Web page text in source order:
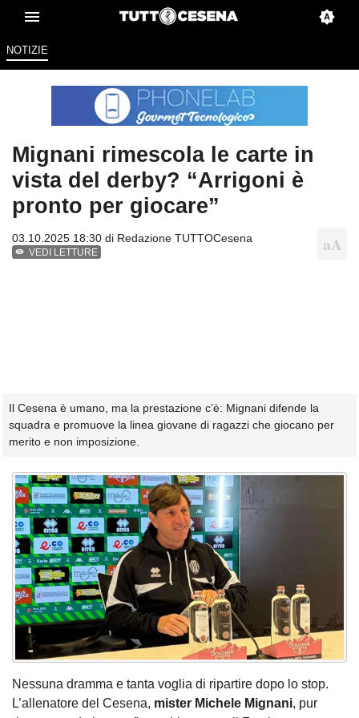
NOTIZIE
Mignani rimescola le carte in
vista del derby? “Arrigoni è
pronto per giocare”
03.10.2025 18:30 di Redazione TUTTOCesena
VEDI LETTURE
Il Cesena è umano, ma la prestazione c’è: Mignani difende la
squadra e promuove la linea giovane di ragazzi che giocano per
merito e non imposizione.
Nessuna dramma e tanta voglia di ripartire dopo lo stop.
L’allenatore del Cesena, mister Michele Mignani, pur